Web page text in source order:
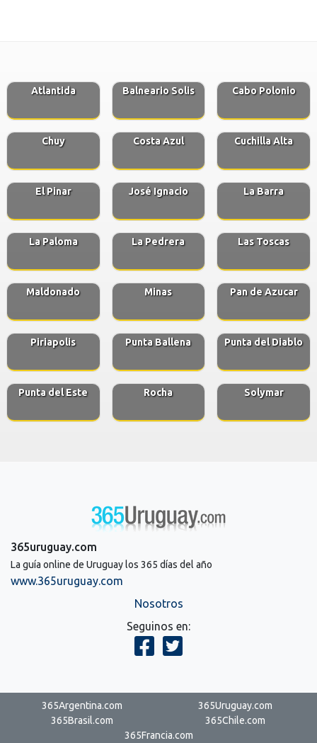
Atlantida Balneario Solis Cabo Polonio
Chuy Costa Azul Cuchilla Alta
El Pinar José Ignacio La Barra
La Paloma La Pedrera Las Toscas
Maldonado Minas Pan de Azucar
Piriapolis Punta Ballena Punta del Diablo
Punta del Este Rocha Solymar
365uruguay.com
La guía online de Uruguay los 365 días del año
www.365uruguay.com
Nosotros
Seguinos en:
365Argentina.com
365Uruguay.com
365Brasil.com
365Chile.com
365Francia.com